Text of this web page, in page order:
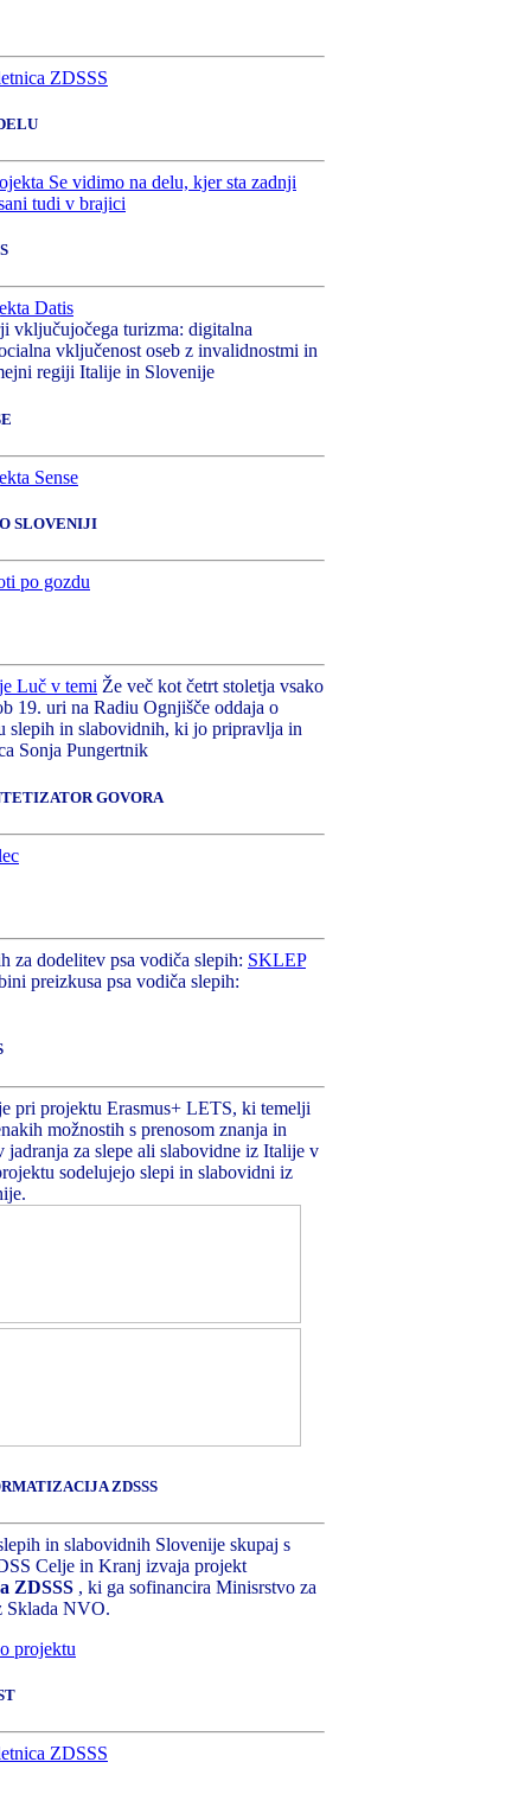
vključujočega turizma: digitalna
vključenost oseb z invalidnostmi in
regiji Italije in Slovenije
SLOVENIJI
Že več kot četrt stoletja vsako
19. uri na Radiu Ognjišče oddaja o
slepih in slabovidnih, ki jo pripravlja in
Sonja Pungertnik
GOVORA
za dodelitev psa vodiča slepih: SKLEP
preizkusa psa vodiča slepih:
pri projektu Erasmus+ LETS, ki temelji
možnostih s prenosom znanja in
jadranja za slepe ali slabovidne iz Italije v
sodelujejo slepi in slabovidni iz
ZDSSS
in slabovidnih Slovenije skupaj s
Celje in Kranj izvaja projekt
ZDSSS , ki ga sofinancira Minisrstvo za
Sklada NVO.
projektu